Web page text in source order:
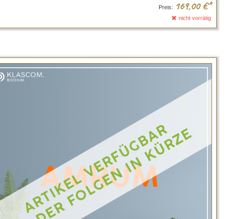
Preis: 169,00 €*
nicht vorrätig